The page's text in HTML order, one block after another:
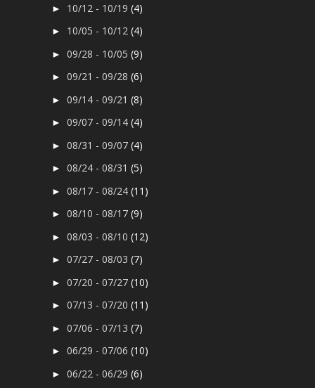
► 10/12 - 10/19(4)
► 10/05 - 10/12(4)
►09/28 - 10/05(9)
►09/21 - 09/28(6)
►09/14 - 09/21(8)
►09/07 - 09/14(4)
►08/31 - 09/07(4)
►08/24 - 08/31(5)
►08/17 - 08/24(11)
►08/10 - 08/17(9)
►08/03 - 08/10(12)
►07/27 - 08/03(7)
►07/20 - 07/27(10)
►07/13 - 07/20(11)
►07/06 - 07/13(7)
►06/29 - 07/06(10)
►06/22 - 06/29(6)